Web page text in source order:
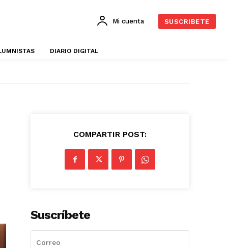
Mi cuenta SUSCRIBETE
DIARIO DIGITAL
COMPARTIR POST:
Suscríbete